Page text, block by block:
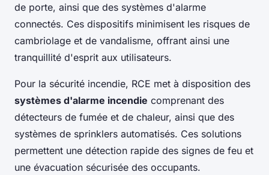
de porte, ainsi que des systèmes d'alarme
connectés. Ces dispositifs minimisent les risques de
cambriolage et de vandalisme, offrant ainsi une
tranquillité d'esprit aux utilisateurs.
Pour la sécurité incendie, RCE met à disposition des
systèmes d'alarme incendie comprenant des
détecteurs de fumée et de chaleur, ainsi que des
systèmes de sprinklers automatisés. Ces solutions
permettent une détection rapide des signes de feu et
une évacuation sécurisée des occupants.